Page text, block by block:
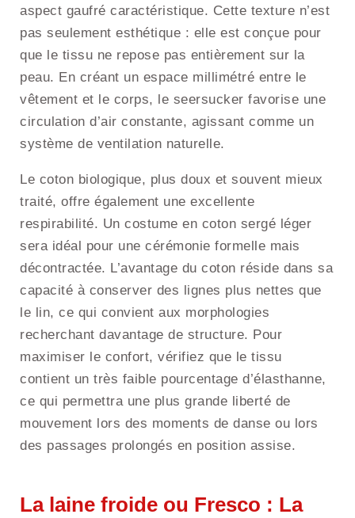
aspect gaufré caractéristique. Cette texture n’est
pas seulement esthétique : elle est conçue pour
que le tissu ne repose pas entièrement sur la
peau. En créant un espace millimétré entre le
vêtement et le corps, le seersucker favorise une
circulation d’air constante, agissant comme un
système de ventilation naturelle.
Le coton biologique, plus doux et souvent mieux
traité, offre également une excellente
respirabilité. Un costume en coton sergé léger
sera idéal pour une cérémonie formelle mais
décontractée. L’avantage du coton réside dans sa
capacité à conserver des lignes plus nettes que
le lin, ce qui convient aux morphologies
recherchant davantage de structure. Pour
maximiser le confort, vérifiez que le tissu
contient un très faible pourcentage d’élasthanne,
ce qui permettra une plus grande liberté de
mouvement lors des moments de danse ou lors
des passages prolongés en position assise.
La laine froide ou Fresco : La